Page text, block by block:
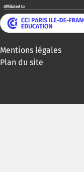
Mentions légales
Plan du site